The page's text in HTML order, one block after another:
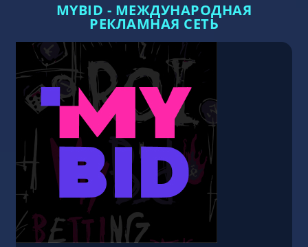
MYBID - МЕЖДУНАРОДНАЯ
РЕКЛАМНАЯ СЕТЬ